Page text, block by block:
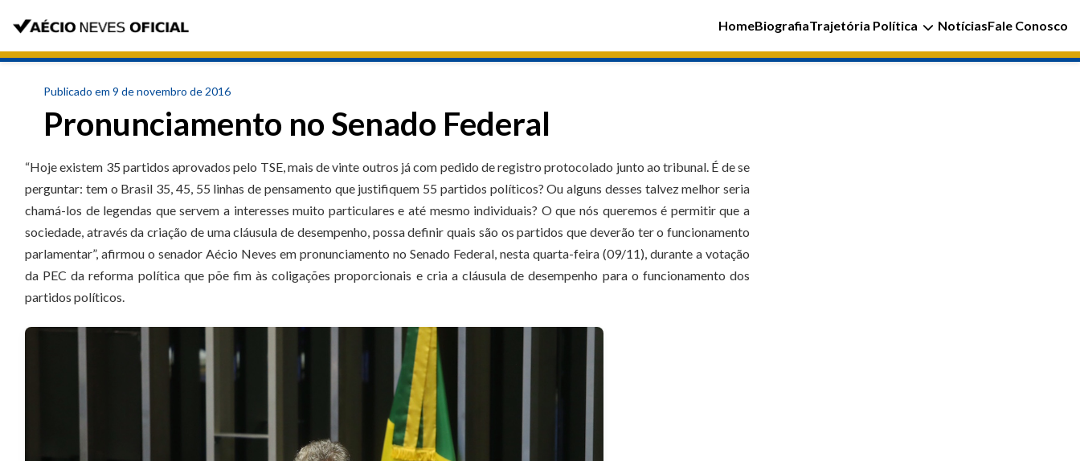
HomeBiografiaTrajetória Política NotíciasFale Conosco
Publicado em 9 de novembro de 2016
Pronunciamento no Senado Federal
“Hoje existem 35 partidos aprovados pelo TSE, mais de vinte outros já com pedido de registro protocolado junto ao tribunal. É de se
perguntar: tem o Brasil 35, 45, 55 linhas de pensamento que justifiquem 55 partidos políticos? Ou alguns desses talvez melhor seria
chamá-los de legendas que servem a interesses muito particulares e até mesmo individuais? O que nós queremos é permitir que a
sociedade, através da criação de uma cláusula de desempenho, possa definir quais são os partidos que deverão ter o funcionamento
parlamentar”, afirmou o senador Aécio Neves em pronunciamento no Senado Federal, nesta quarta-feira (09/11), durante a votação
da PEC da reforma política que põe fim às coligações proporcionais e cria a cláusula de desempenho para o funcionamento dos
partidos políticos.